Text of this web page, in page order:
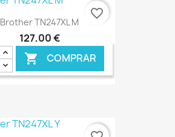
€ ONLINE
Brother TN247XL M
127,00 €
 COMPRAR
€ ONLINE
favorite_border